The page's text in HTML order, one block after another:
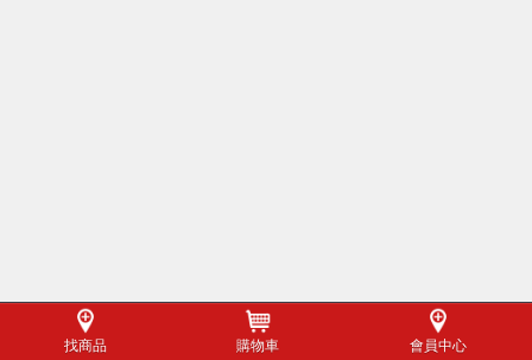
找商品 購物車 會員中心